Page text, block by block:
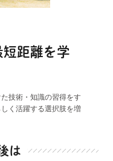
距離を学
技術・知識の習得をす
く活躍する選択肢を増
は